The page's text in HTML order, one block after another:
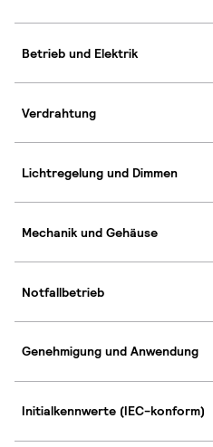
Betrieb und Elektrik
Verdrahtung
Lichtregelung und Dimmen
Mechanik und Gehäuse
Notfallbetrieb
Genehmigung und Anwendung
Initialkennwerte (IEC-konform)